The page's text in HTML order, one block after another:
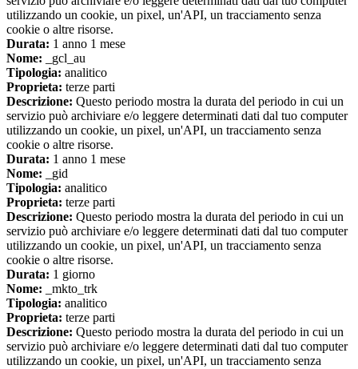
utilizzando un cookie, un pixel, un'API, un tracciamento senza
cookie o altre risorse.
Durata: 1 anno 1 mese
Nome: _gcl_au
Tipologia: analitico
Proprieta: terze parti
Descrizione: Questo periodo mostra la durata del periodo in cui un
servizio può archiviare e/o leggere determinati dati dal tuo computer
utilizzando un cookie, un pixel, un'API, un tracciamento senza
cookie o altre risorse.
Durata: 1 anno 1 mese
Nome: _gid
Tipologia: analitico
Proprieta: terze parti
Descrizione: Questo periodo mostra la durata del periodo in cui un
servizio può archiviare e/o leggere determinati dati dal tuo computer
utilizzando un cookie, un pixel, un'API, un tracciamento senza
cookie o altre risorse.
Durata: 1 giorno
Nome: _mkto_trk
Tipologia: analitico
Proprieta: terze parti
Descrizione: Questo periodo mostra la durata del periodo in cui un
servizio può archiviare e/o leggere determinati dati dal tuo computer
utilizzando un cookie, un pixel, un'API, un tracciamento senza